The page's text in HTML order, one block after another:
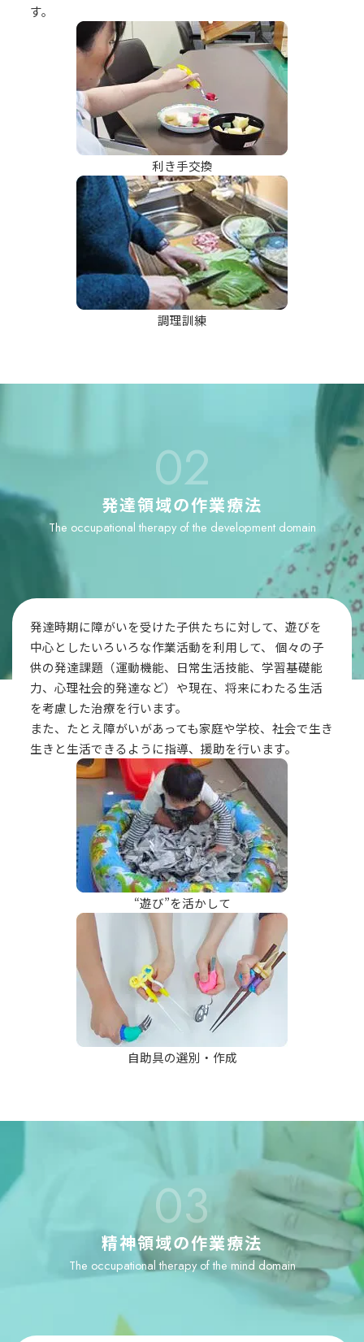
す。
利き手交換
調理訓練
02
発達領域の作業療法
The occupational therapy of the development domain
発達時期に障がいを受けた子供たちに対して、遊びを
中心としたいろいろな作業活動を利用して、 個々の子
供の発達課題（運動機能、日常生活技能、学習基礎能
力、心理社会的発達など）や現在、将来にわたる生活
を考慮した治療を行います。
また、たとえ障がいがあっても家庭や学校、社会で生き
生きと生活できるように指導、援助を行います。
“遊び”を活かして
自助具の選別・作成
03
精神領域の作業療法
The occupational therapy of the mind domain